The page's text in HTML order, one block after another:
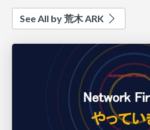
See All by 荒木 ARK